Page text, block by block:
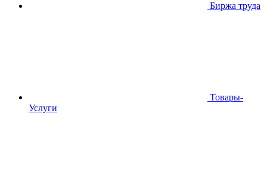
Биржа труда
Товары-
Услуги